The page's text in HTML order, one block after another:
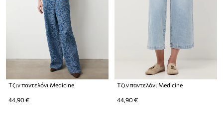
Τζιν παντελόνι Medicine
44,90 €
Τζιν παντελόνι Medicine
44,90 €